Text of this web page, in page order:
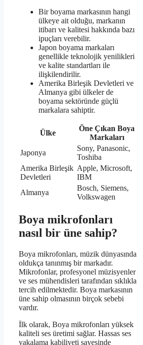
Bir boyama markasının hangi
ülkeye ait olduğu, markanın
itibarı ve kalitesi hakkında bazı
ipuçları verebilir.
Japon boyama markaları
genellikle teknolojik yenilikleri
ve kalite standartları ile
ilişkilendirilir.
Amerika Birleşik Devletleri ve
Almanya gibi ülkeler de
boyama sektöründe güçlü
markalara sahiptir.
Ülke
Öne Çıkan Boya
Markaları
Japonya
Sony, Panasonic,
Toshiba
Amerika Birleşik
Devletleri
Apple, Microsoft,
IBM
Almanya
Bosch, Siemens,
Volkswagen
Boya mikrofonları
nasıl bir üne sahip?
Boya mikrofonları, müzik dünyasında
oldukça tanınmış bir markadır.
Mikrofonlar, profesyonel müzisyenler
ve ses mühendisleri tarafından sıklıkla
tercih edilmektedir. Boya markasının
üne sahip olmasının birçok sebebi
vardır.
İlk olarak, Boya mikrofonları yüksek
kaliteli ses üretimi sağlar. Hassas ses
yakalama kabiliyeti sayesinde